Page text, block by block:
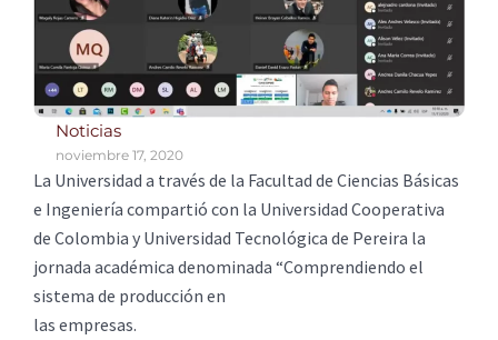
Noticias
noviembre 17, 2020
La Universidad a través de la Facultad de Ciencias Básicas
e Ingeniería compartió con la Universidad Cooperativa
de Colombia y Universidad Tecnológica de Pereira la
jornada académica denominada “Comprendiendo el
sistema de producción en
las empresas.